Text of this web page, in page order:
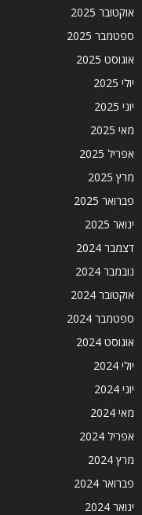
אוקטובר 2025
ספטמבר 2025
אוגוסט 2025
יולי 2025
יוני 2025
מאי 2025
אפריל 2025
מרץ 2025
פברואר 2025
ינואר 2025
דצמבר 2024
נובמבר 2024
אוקטובר 2024
ספטמבר 2024
אוגוסט 2024
יולי 2024
יוני 2024
מאי 2024
אפריל 2024
מרץ 2024
פברואר 2024
ינואר 2024